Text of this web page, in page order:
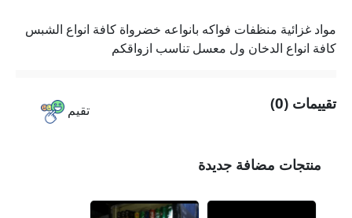
مواد غزائية منظفات فواكه بانواعه خضرواة كافة انواع الشبس
كافة انواع الدخان ول معسل تناسب ازواقكم
تقيم تقييمات (0)
منتجات مضافة جديدة